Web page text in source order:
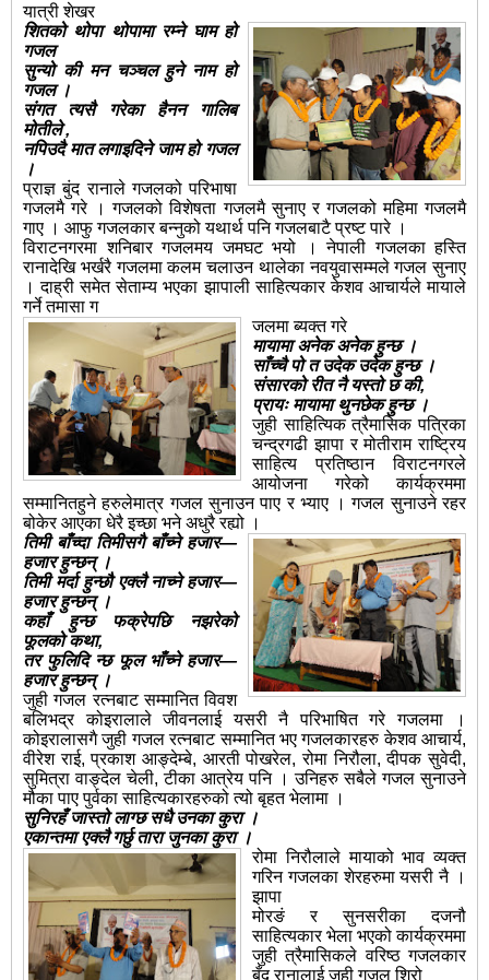
यात्री शेखर
शितको थोपा थोपामा रम्ने घाम हो
गजल
सुन्यो की मन चञ्चल हुने नाम हो
गजल ।
संगत त्यसै गरेका हैनन गालिब
मोतीले ,
नपिउदै मात लगाइदिने जाम हो गजल
।
प्राज्ञ बुंद रानाले गजलको परिभाषा
गजलमै गरे । गजलको विशेषता गजलमै सुनाए र गजलको महिमा गजलमै
गाए । आफु गजलकार बन्नुको यथार्थ पनि गजलबाटै प्रष्ट पारे ।
विराटनगरमा शनिबार गजलमय जमघट भयो । नेपाली गजलका हस्ति
रानादेखि भर्खरै गजलमा कलम चलाउन थालेका नवयुवासम्मले गजल सुनाए
। दाह्री समेत सेताम्य भएका झापाली साहित्यकार केशव आचार्यले मायाले
गर्ने तमासा ग
जलमा ब्यक्त गरे
मायामा अनेक अनेक हुन्छ ।
साँच्चै पो त उदेक उदेक हुन्छ ।
संसारको रीत नै यस्तो छ की,
प्रायः मायामा थुनछेक हुन्छ ।
जुही साहित्यिक त्रैमासिक पत्रिका
चन्द्रगढी झापा र मोतीराम राष्ट्रिय
साहित्य प्रतिष्ठान विराटनगरले
आयोजना गरेको कार्यक्रममा
सम्मानितहुने हरुलेमात्र गजल सुनाउन पाए र भ्याए । गजल सुनाउने रहर
बोकेर आएका धेरै इच्छा भने अधुरै रह्यो ।
तिमी बाँच्दा तिमीसगै बाँच्ने हजार—
हजार हुन्छन् ।
तिमी मर्दा हुन्छौ एक्लै नाच्ने हजार—
हजार हुन्छन् ।
कहाँ हुन्छ फक्रेपछि नझरेको
फूलको कथा,
तर फुलिदि न्छ फूल भाँच्ने हजार—
हजार हुन्छन् ।
जुही गजल रत्नबाट सम्मानित विवश
बलिभद्र कोइरालाले जीवनलाई यसरी नै परिभाषित गरे गजलमा ।
कोइरालासगै जुही गजल रत्नबाट सम्मानित भए गजलकारहरु केशव आचार्य,
वीरेश राई, प्रकाश आङ्देम्बे, आरती पोखरेल, रोमा निरौला, दीपक सुवेदी,
सुमित्रा वाङ्देल चेली, टीका आत्रेय पनि । उनिहरु सबैले गजल सुनाउने
मौका पाए पुर्वका साहित्यकारहरुको त्यो बृहत भेलामा ।
सुनिरहँ जास्तो लाग्छ सधै उनका कुरा ।
एकान्तमा एक्लै गर्छु तारा जुनका कुरा ।
रोमा निरौलाले मायाको भाव व्यक्त
गरिन गजलका शेरहरुमा यसरी नै ।
झापा
मोरङं र सुनसरीका दजनौ
साहित्यकार भेला भएको कार्यक्रममा
जुही त्रैमासिकले वरिष्ठ गजलकार
बुँद रानालाई जुही गजल शिरो